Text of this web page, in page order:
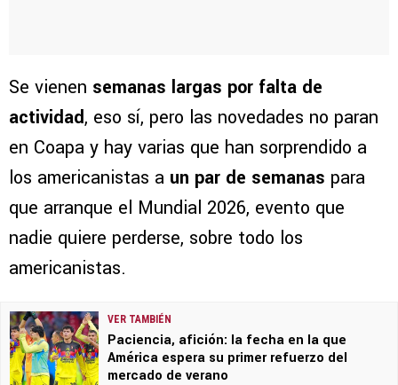
Se vienen semanas largas por falta de
actividad, eso sí, pero las novedades no paran
en Coapa y hay varias que han sorprendido a
los americanistas a un par de semanas para
que arranque el Mundial 2026, evento que
nadie quiere perderse, sobre todo los
americanistas.
VER TAMBIÉN
Paciencia, afición: la fecha en la que
América espera su primer refuerzo del
mercado de verano